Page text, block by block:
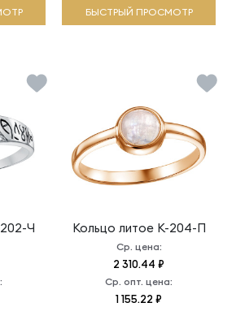
БЫСТРЫЙ ПРОСМОТР
Ч Кольцо литое К-204-П
Ср. цена:
2 310.44 ₽
Ср. опт. цена:
1 155.22 ₽